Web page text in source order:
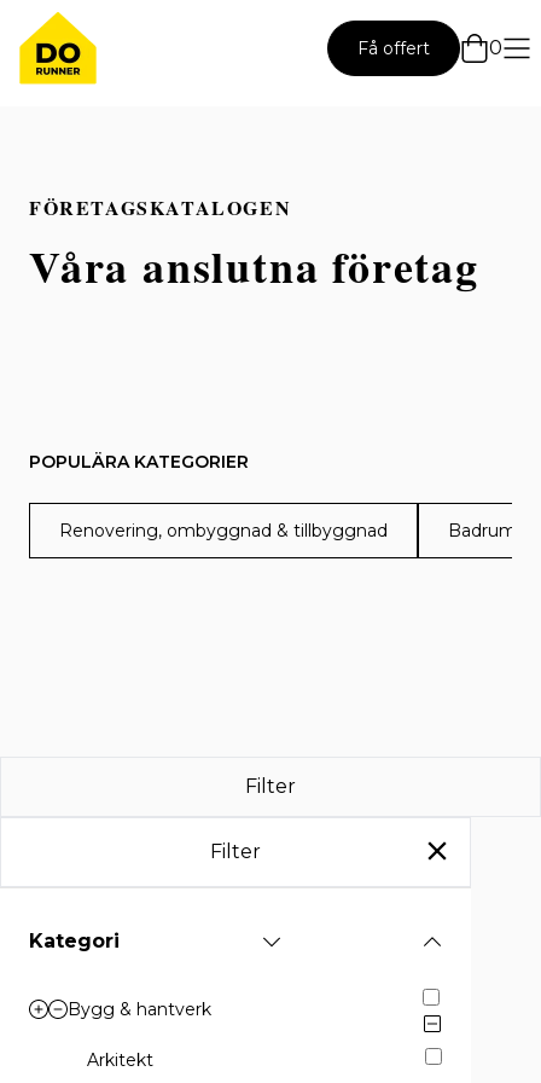
Få offert 0
FÖRETAGSKATALOGEN
Våra anslutna företag
POPULÄRA KATEGORIER
Renovering, ombyggnad & tillbyggnad
Filter
Filter
Kategori
Bygg & hantverk
Arkitekt
564 företag